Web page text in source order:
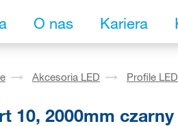
O nas Kariera
Akcesoria LED Profile LED
10, 2000mm